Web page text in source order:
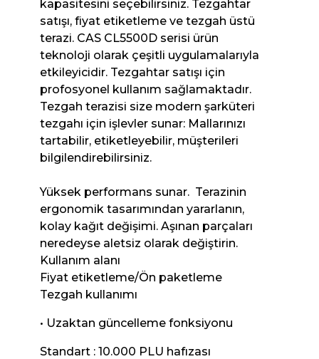
kapasitesini seçebilirsiniz. Tezgahtar
satışı, fiyat etiketleme ve tezgah üstü
terazi. CAS CL5500D serisi ürün
teknoloji olarak çeşitli uygulamalarıyla
etkileyicidir. Tezgahtar satışı için
profosyonel kullanım sağlamaktadır.
Tezgah terazisi size modern şarküteri
tezgahı için işlevler sunar: Mallarınızı
tartabilir, etiketleyebilir, müşterileri
bilgilendirebilirsiniz.
Yüksek performans sunar. Terazinin
ergonomik tasarımından yararlanın,
kolay kağıt değişimi. Aşınan parçaları
neredeyse aletsiz olarak değiştirin.
Kullanım alanı
Fiyat etiketleme/Ön paketleme
Tezgah kullanımı
• Uzaktan güncelleme fonksiyonu
Standart : 10.000 PLU hafızası